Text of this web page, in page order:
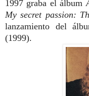
1997 graba el álbum
My secret passion:
lanzamiento del
(1999).